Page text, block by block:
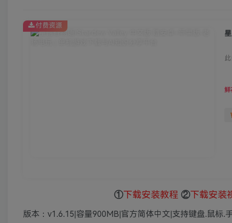
鲜
付费资源
①下载安装教程 ②下载安装
版本：v1.6.15|容量900MB|官方简体中文|支持键盘.鼠标